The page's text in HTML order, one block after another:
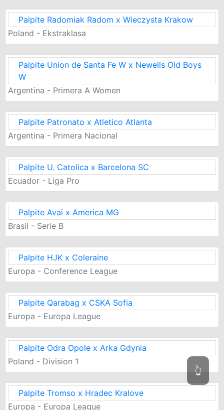
Palpite Radomiak Radom x Wieczysta Krakow
Poland - Ekstraklasa
Palpite Union de Santa Fe W x Newells Old Boys
W
Argentina - Primera A Women
Palpite Patronato x Atletico Atlanta
Argentina - Primera Nacional
Palpite U. Catolica x Barcelona SC
Ecuador - Liga Pro
Palpite Avai x America MG
Brasil - Serie B
Palpite HJK x Coleraine
Europa - Conference League
Palpite Qarabag x CSKA Sofia
Europa - Europa League
Palpite Odra Opole x Arka Gdynia
Poland - Division 1
Palpite Tromso x Hradec Kralove
Europa - Europa League
👆